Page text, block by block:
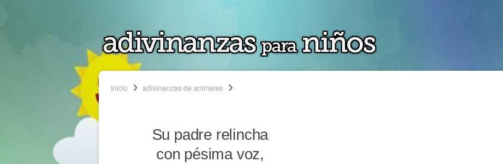
Inicio adivinanzas de animales
Su padre relincha
con pésima voz,